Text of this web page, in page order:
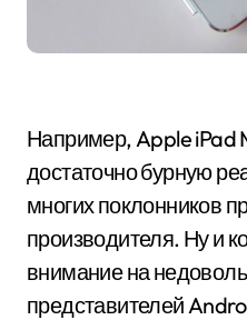
Например, Apple iPad
достаточно бурную
многих поклонников
производителя. Ну и
внимание на
представителей